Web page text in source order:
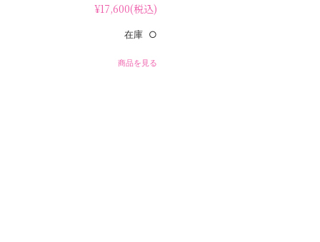
¥17,600(税込)
在庫 ○
商品を見る